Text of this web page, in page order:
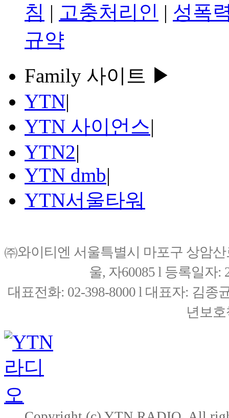
침 | 고충처리인 | 성폭
규약
Family 사이트 ▶
YTN|
YTN 사이언스|
YTN2|
YTN dmb|
YTN서울타워
㈜와이티엔 서울특별시 마포구 상암
울, 자60085 l 등록일자:
대표전화: 02-398-8000 l 대표자: 김종
년보